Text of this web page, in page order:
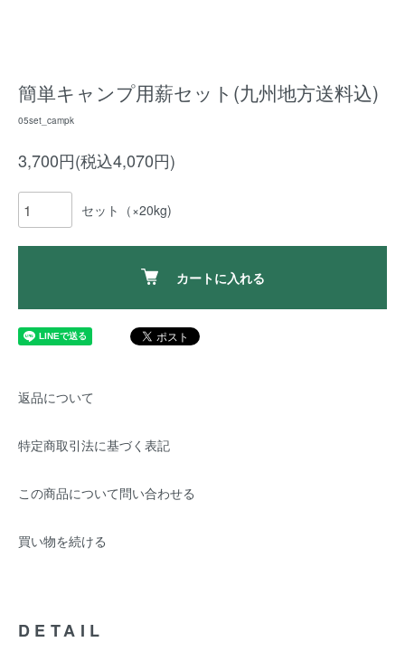
簡単キャンプ用薪セット(九州地方送料込)
05set_campk
3,700円(税込4,070円)
セット（×20kg)
カートに入れる
返品について
特定商取引法に基づく表記
この商品について問い合わせる
買い物を続ける
DETAIL